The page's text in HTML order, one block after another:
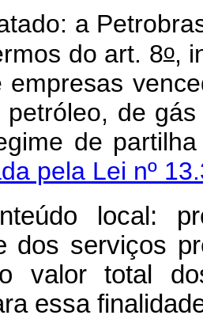
a
do art. 8o,
empresas
petróleo, de
regime
pela Lei nº
local:
dos serviços
valor total
essa